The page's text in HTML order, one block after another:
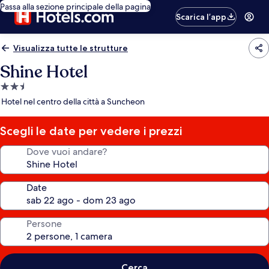
Passa alla sezione principale della pagina
Scarica l’app
Visualizza tutte le strutture
Shine Hotel
Struttura
a
stelle
Hotel nel centro della città a Suncheon
Scegli le date per vedere i prezzi
Dove vuoi andare?
Date
Persone